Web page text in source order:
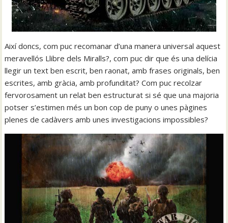
Així doncs, com puc recomanar d’una manera universal aquest
meravellós Llibre dels Miralls?, com puc dir que és una delícia
llegir un text ben escrit, ben raonat, amb frases originals, ben
escrites, amb gràcia, amb profunditat? Com puc recolzar
fervorosament un relat ben estructurat si sé que una majoria
potser s’estimen més un bon cop de puny o unes pàgines
plenes de cadàvers amb unes investigacions impossibles?